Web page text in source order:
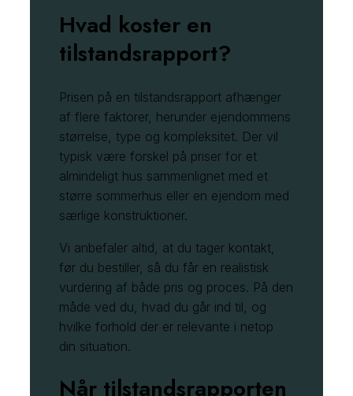
Hvad koster en
tilstandsrapport?
Prisen på en tilstandsrapport afhænger
af flere faktorer, herunder ejendommens
størrelse, type og kompleksitet. Der vil
typisk være forskel på priser for et
almindeligt hus sammenlignet med et
større sommerhus eller en ejendom med
særlige konstruktioner.
Vi anbefaler altid, at du tager kontakt,
før du bestiller, så du får en realistisk
vurdering af både pris og proces. På den
måde ved du, hvad du går ind til, og
hvilke forhold der er relevante i netop
din situation.
Når tilstandsrapporten